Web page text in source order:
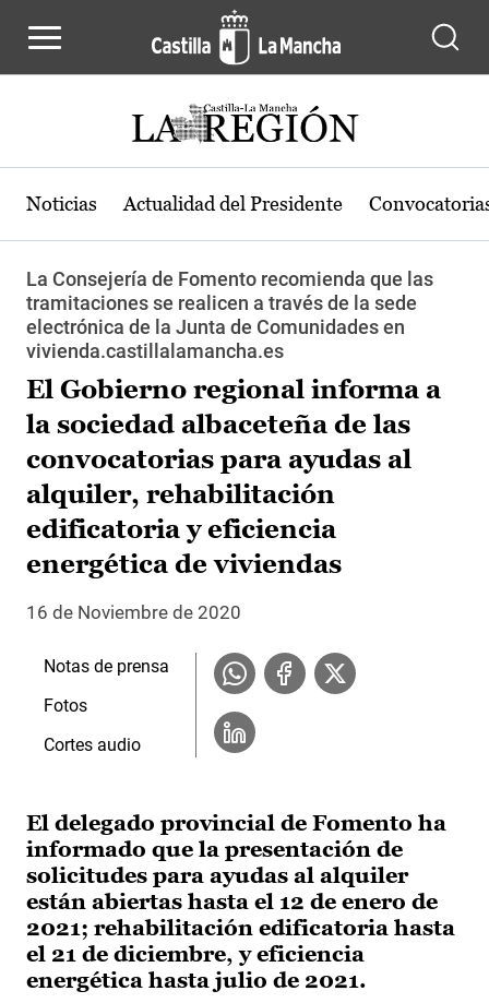
Noticias Actualidad del Presidente
La Consejería de Fomento recomienda que las
tramitaciones se realicen a través de la sede
electrónica de la Junta de Comunidades en
vivienda.castillalamancha.es
El Gobierno regional informa a
la sociedad albaceteña de las
convocatorias para ayudas al
alquiler, rehabilitación
edificatoria y eficiencia
energética de viviendas
16 de Noviembre de 2020
El delegado provincial de Fomento ha
informado que la presentación de
solicitudes para ayudas al alquiler
están abiertas hasta el 12 de enero de
2021; rehabilitación edificatoria hasta
el 21 de diciembre, y eficiencia
energética hasta julio de 2021.
Notas de prensa
Fotos
Cortes audio